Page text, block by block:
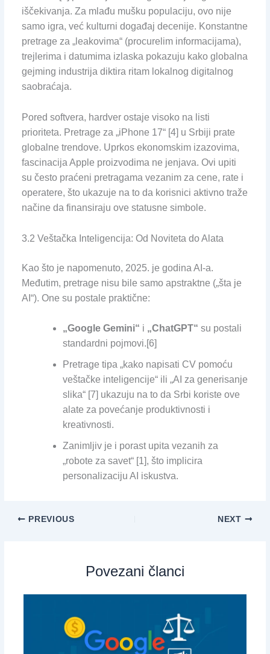
iščekivanja. Za mlađu mušku populaciju, ovo nije
samo igra, već kulturni događaj decenije. Konstantne
pretrage za „leakovima“ (procurelim informacijama),
trejlerima i datumima izlaska pokazuju kako globalna
gejming industrija diktira ritam lokalnog digitalnog
saobraćaja.
Pored softvera, hardver ostaje visoko na listi
prioriteta. Pretrage za „iPhone 17“ [4] u Srbiji prate
globalne trendove. Uprkos ekonomskim izazovima,
fascinacija Apple proizvodima ne jenjava. Ovi upiti
su često praćeni pretragama vezanim za cene, rate i
operatere, što ukazuje na to da korisnici aktivno traže
načine da finansiraju ove statusne simbole.
3.2 Veštačka Inteligencija: Od Noviteta do Alata
Kao što je napomenuto, 2025. je godina AI-a.
Međutim, pretrage nisu bile samo apstraktne („šta je
AI“). One su postale praktične:
„Google Gemini“ i „ChatGPT“ su postali
standardni pojmovi.[6]
Pretrage tipa „kako napisati CV pomoću
veštačke inteligencije“ ili „AI za generisanje
slika“ [7] ukazuju na to da Srbi koriste ove
alate za povećanje produktivnosti i
kreativnosti.
Zanimljiv je i porast upita vezanih za
„robote za savet“ [1], što implicira
personalizaciju AI iskustva.
PREVIOUS NEXT
Povezani članci